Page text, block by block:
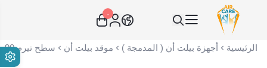
عناية الهواء | شريك سكني الاستراتيجي
٠
الرئيسية أجهزة بيلت أن ( المدمجة ) موقد بيلت أن سطح تيرم 90 سم 5 عيون كهرباء سيراميك بيلت ان TRMVC90ET